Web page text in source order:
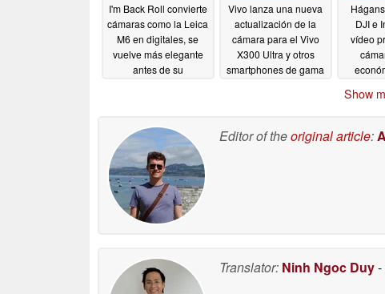
I'm Back Roll convierte
cámaras como la Leica
M6 en digitales, se
vuelve más elegante
antes de su
Vivo lanza una nueva
actualización de la
cámara para el Vivo
X300 Ultra y otros
smartphones de gama
DJI e
vídeo
Show
Editor of theoriginal article:
Translator: Ninh Ngoc Duy